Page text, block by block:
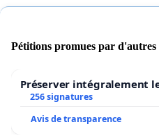
Pétitions promues par
Préserver intégralement
256 signatures
Avis de transparence